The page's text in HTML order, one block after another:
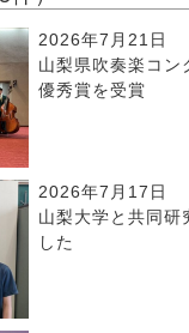
2026年7月21日
山梨県吹奏楽コン
優秀賞を受賞
2026年7月17日
山梨大学と共同研
した